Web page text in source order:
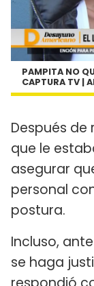
PAMPITA NO
CAPTURA TV |
Después
que le
asegurar
personal
postura.
Incluso,
se haga